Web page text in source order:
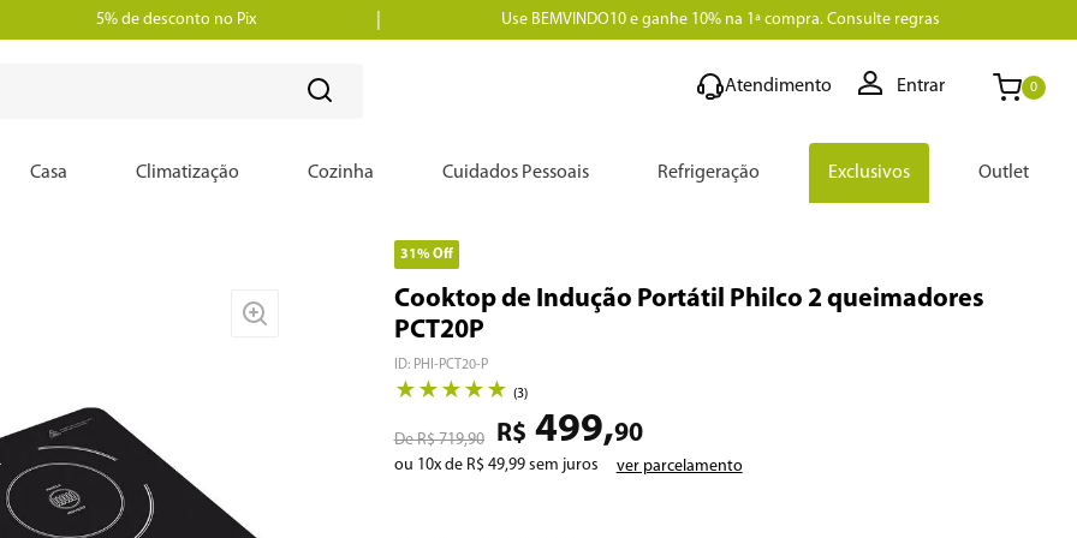
5% de desconto no Pix Use BEMVINDO10 e ganhe 10% na 1ª compra. Consulte regras
Atendimento Entrar 0
Casa Climatização Cozinha Cuidados Pessoais Refrigeração Exclusivos Outlet
31%Off
Cooktop de Indução Portátil Philco 2 queimadores
PCT20P
ID: PHI-PCT20-P
★ ★ ★ ★ ★ (3)
R$ 719,90 R$ 499,90
ou 10x de R$ 49,99sem juros ver parcelamento